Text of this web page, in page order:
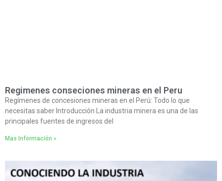
Regimenes conseciones mineras en el Peru
Regímenes de concesiones mineras en el Perú: Todo lo que
necesitas saber Introducción La industria minera es una de las
principales fuentes de ingresos del
Mas Información »